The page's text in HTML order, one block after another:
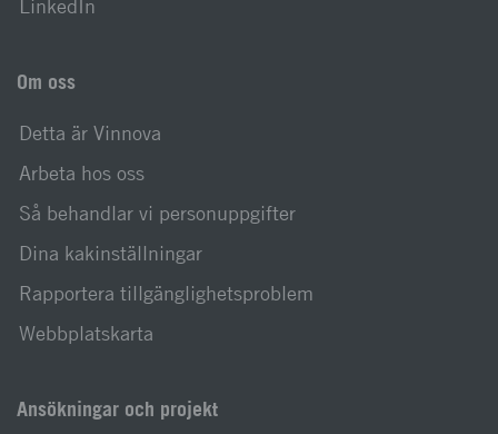
LinkedIn
Om oss
Detta är Vinnova
Arbeta hos oss
Så behandlar vi personuppgifter
Dina kakinställningar
Rapportera tillgänglighetsproblem
Webbplatskarta
Ansökningar och projekt